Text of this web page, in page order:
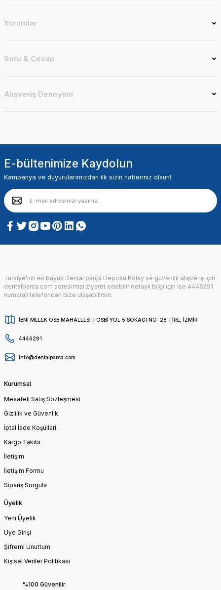
Yorumlar
Soru & Cevap
Alışveriş Deneyimi
E-bültenimize Kaydolun
Kampanya ve duyurularımızdan ilk sizin haberiniz olsun!
Türkiye’nin en büyük Dental parça Deposu Kolay ve güvenilir alışveriş için
dentalparca.com adresimizi ziyaret edebilir detaylı bilgi için ise 4446291
numaralı telefondan bize ulaşabilirsin.
İBNİ MELEK OSB MAHALLESİ TOSBİ YOL 5 SOKAGI NO :28 TİRE, İZMİR
4446291
info@dentalparca.com
Kurumsal
Mesafeli Satış Sözleşmesi
Gizlilik ve Güvenlik
İptal İade Koşullari
Kargo Takibi
İletişim
İletişim Formu
Sipariş Sorgula
Üyelik
Yeni Üyelik
Üye Girişi
Şifremi Unuttum
Kişisel Veriler Politikası
%100 Güvenilir